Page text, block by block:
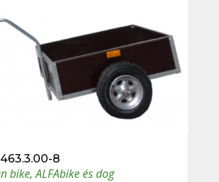
8
bike,ALFAbike és dog